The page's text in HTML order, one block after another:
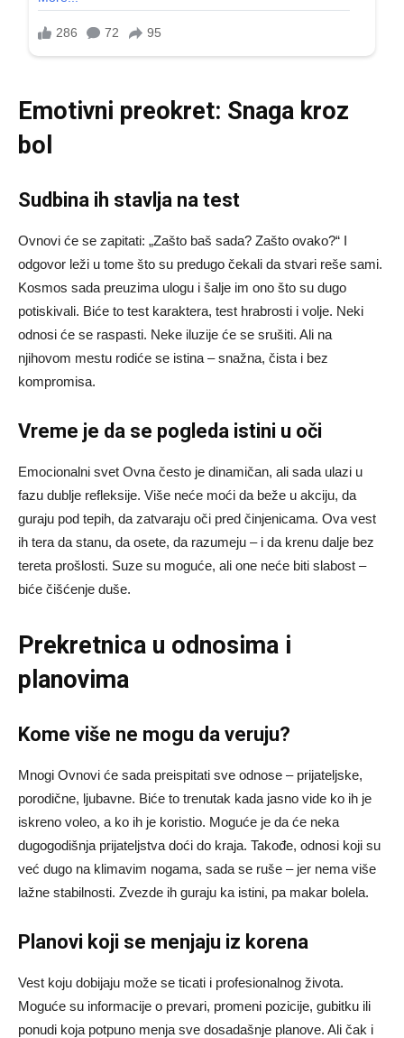
Emotivni preokret: Snaga kroz
bol
Sudbina ih stavlja na test
Ovnovi će se zapitati: „Zašto baš sada? Zašto ovako?“ I
odgovor leži u tome što su predugo čekali da stvari reše sami.
Kosmos sada preuzima ulogu i šalje im ono što su dugo
potiskivali. Biće to test karaktera, test hrabrosti i volje. Neki
odnosi će se raspasti. Neke iluzije će se srušiti. Ali na
njihovom mestu rodiće se istina – snažna, čista i bez
kompromisa.
Vreme je da se pogleda istini u oči
Emocionalni svet Ovna često je dinamičan, ali sada ulazi u
fazu dublje refleksije. Više neće moći da beže u akciju, da
guraju pod tepih, da zatvaraju oči pred činjenicama. Ova vest
ih tera da stanu, da osete, da razumeju – i da krenu dalje bez
tereta prošlosti. Suze su moguće, ali one neće biti slabost –
biće čišćenje duše.
Prekretnica u odnosima i
planovima
Kome više ne mogu da veruju?
Mnogi Ovnovi će sada preispitati sve odnose – prijateljske,
porodične, ljubavne. Biće to trenutak kada jasno vide ko ih je
iskreno voleo, a ko ih je koristio. Moguće je da će neka
dugogodišnja prijateljstva doći do kraja. Takođe, odnosi koji su
već dugo na klimavim nogama, sada se ruše – jer nema više
lažne stabilnosti. Zvezde ih guraju ka istini, pa makar bolela.
Planovi koji se menjaju iz korena
Vest koju dobijaju može se ticati i profesionalnog života.
Moguće su informacije o prevari, promeni pozicije, gubitku ili
ponudi koja potpuno menja sve dosadašnje planove. Ali čak i